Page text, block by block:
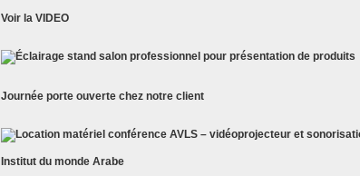
Voir la VIDEO
Journée porte ouverte chez notre client
Institut du monde Arabe